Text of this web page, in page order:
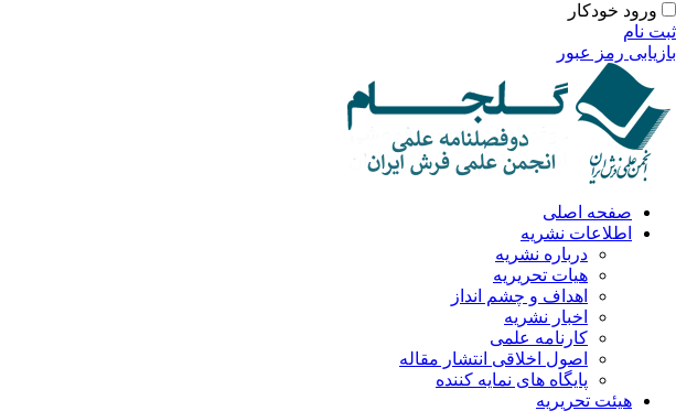
ورود خودکار
ثبت نام
بازیابی رمز عبور
صفحه اصلی
اطلاعات نشریه
درباره نشریه
هیات تحریریه
اهداف و چشم انداز
اخبار نشریه
کارنامه علمی
اصول اخلاقی انتشار مقاله
پایگاه های نمایه کننده
هیئت تحریریه